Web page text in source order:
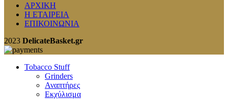
ΑΡΧΙΚΗ
Η ΕΤΑΙΡΕΙΑ
ΕΠΙΚΟΙΝΩΝΙΑ
2023 DelicateBasket.gr
Tobacco Stuff
Grinders
Αναπτήρες
Εκχύλισμα